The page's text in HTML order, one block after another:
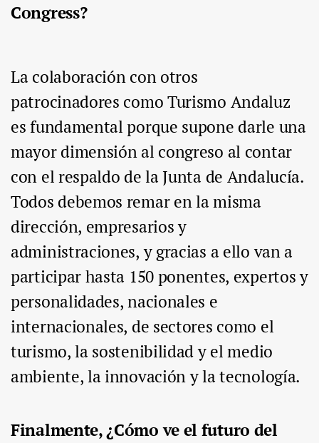
Congress?
La colaboración con otros
patrocinadores como Turismo Andaluz
es fundamental porque supone darle una
mayor dimensión al congreso al contar
con el respaldo de la Junta de Andalucía.
Todos debemos remar en la misma
dirección, empresarios y
administraciones, y gracias a ello van a
participar hasta 150 ponentes, expertos y
personalidades, nacionales e
internacionales, de sectores como el
turismo, la sostenibilidad y el medio
ambiente, la innovación y la tecnología.
Finalmente, ¿Cómo ve el futuro del